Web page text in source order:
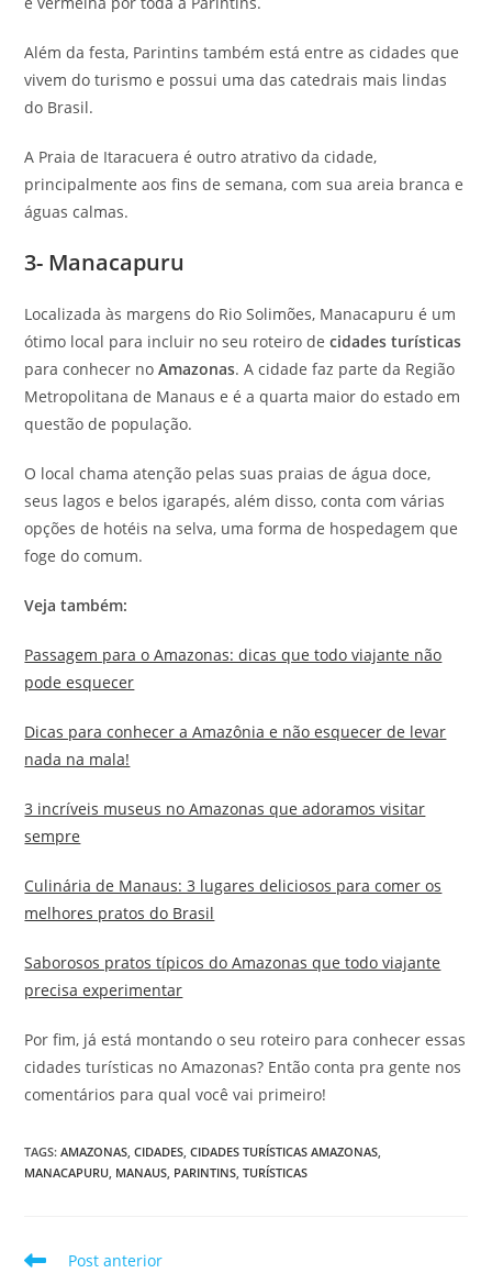
Além da festa, Parintins também está entre as cidades que
vivem do turismo e possui uma das catedrais mais lindas
do Brasil.
A Praia de Itaracuera é outro atrativo da cidade,
principalmente aos fins de semana, com sua areia branca e
águas calmas.
3- Manacapuru
Localizada às margens do Rio Solimões, Manacapuru é um
ótimo local para incluir no seu roteiro decidades turísticas
para conhecer noAmazonas. A cidade faz parte da Região
Metropolitana de Manaus e é a quarta maior do estado em
questão de população.
O local chama atenção pelas suas praias de água doce,
seus lagos e belos igarapés, além disso, conta com várias
opções de hotéis na selva, uma forma de hospedagem que
foge do comum.
Veja também:
Passagem para o Amazonas: dicas que todo viajante não
pode esquecer
Dicas para conhecer a Amazônia e não esquecer de levar
nada na mala!
3 incríveis museus no Amazonas que adoramos visitar
sempre
Culinária de Manaus: 3 lugares deliciosos para comer os
melhores pratos do Brasil
Saborosos pratos típicos do Amazonas que todo viajante
precisa experimentar
Por fim, já está montando o seu roteiro para conhecer essas
cidades turísticas no Amazonas? Então conta pra gente nos
comentários para qual você vai primeiro!
TAGS:AMAZONAS, CIDADES, CIDADES TURÍSTICAS AMAZONAS,
MANACAPURU, MANAUS, PARINTINS, TURÍSTICAS
Leia
Post anterior